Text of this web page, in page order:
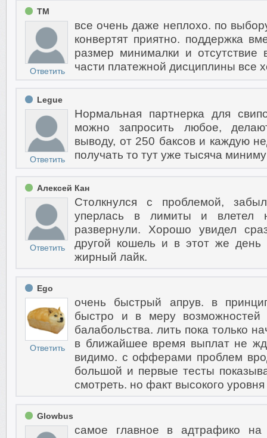
TM
Ответить
все очень даже неплохо. по
конвертят приятно. поддержка
размер минималки и
части платежной дисциплины все
Legue
Ответить
Нормальная партнерка для
можно запросить любое,
выводу, от 250 баксов и каждую
получать то тут уже тысяча
Алексей Кан
Ответить
Столкнулся с проблемой,
уперлась в лимиты и влетел
развернули. Хорошо увидел
другой кошель и в этот же
жирный лайк.
Ego
Ответить
очень быстрый апрув. в
быстро и в меру возможностей
балабольства. лить пока только
в ближайшее время выплат не
видимо. с офферами проблем
большой и первые тесты
смотреть. но факт высокого
Glowbus
самое главное в адтрафико на